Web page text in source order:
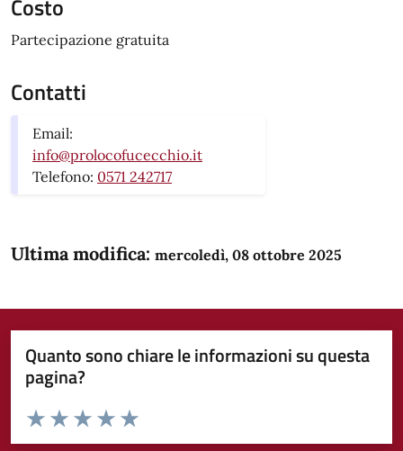
Costo
Partecipazione gratuita
Contatti
Email:
info@prolocofucecchio.it
Telefono: 0571 242717
Ultima modifica: mercoledì, 08 ottobre 2025
Quanto sono chiare le informazioni su questa
pagina?
Domanda
Valuta da 1 a 5 stelle la pagina
Valuta 5 stelle su 5
Valuta 4 stelle su 5
Valuta 3 stelle su 5
Valuta 2 stelle su 5
Valuta 1 stelle su 5